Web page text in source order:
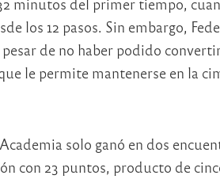
minutos del primer tiempo,
los 12 pasos. Sin embargo,
de no haber podido
le permite mantenerse en la
solo ganó en dos
con 23 puntos, producto de